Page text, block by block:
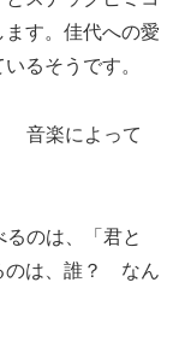
す。佳代への愛
るそうです。
音楽によって
るのは、「君と
のは、誰？ なん